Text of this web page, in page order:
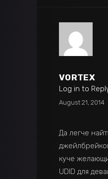
VORTEX
Log in to
August 21, 2014
Да легче
куче
UDID для